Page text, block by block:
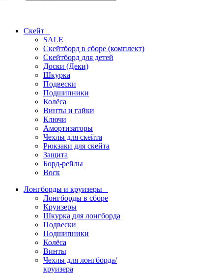
Скейт
SALE
Скейтборд в сборе (комплект)
Скейтборд для детей
Доски (Деки)
Шкурка
Подвески
Подшипники
Колёса
Винты и гайки
Ключи
Амортизаторы
Чехлы для скейта
Рюкзаки для скейта
Защита
Борд-рейлы
Воск
Лонгборды и круизеры
Лонгборды в сборе
Круизеры
Шкурка для лонгборда
Подвески
Подшипники
Колёса
Винты
Чехлы для лонгборда/
круизера